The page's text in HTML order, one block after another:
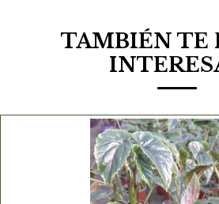
TAMBIÉN TE